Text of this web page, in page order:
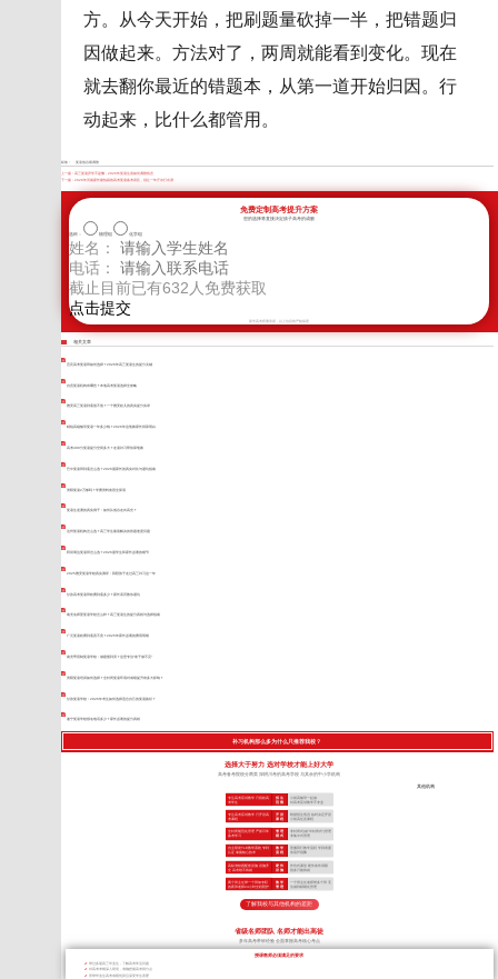
方。从今天开始，把刷题量砍掉一半，把错题归
因做起来。方法对了，两周就能看到变化。现在
就去翻你最近的错题本，从第一道开始归因。行
动起来，比什么都管用。
标签： 复读低谷期调整
上一篇：
高三复读厌学不是懒，2026年复读生该如何调整状态
下一篇：
2026年河南家长最怕踩的高考复读备考误区，别让一年汗水打水漂
免费定制高考提升方案
您的选择将直接决定孩子高考的成败
选科： 物理组 化学组
姓名：
电话：
截止目前已有632 人免费获取
新学高考郑重承诺，以上信息将严格保密
相关文章
宜宾高考复读班如何选择？2026年高三复读生的提分关键
自贡复读机构有哪些？本地高考复读选择全攻略
雅安高三复读到底值不值？一个雅安娃儿的真实提分实录
精锐高端辅导复读一年多少钱？2026年这笔账家长得算明白
高考400分复读提分空间多大？走读补习帮你算笔账
巴中复读班到底怎么选？2026届家长的真实对比与避坑指南
资阳复读2万够吗？学费资料食宿全算清
复读生逆袭的真实例子：如何从低谷走向高光？
达州复读机构怎么选？高三学生最该解决的答题速度问题
阿坝周边复读班怎么选？2026届学生和家长必看的细节
2025雅安复读学校真实测评：我陪孩子走过高三补习这一年
甘孜高考复读班收费到底多少？家长亲历教你避坑
南充名师荟复读学校怎么样？高三复读生的提分真相与选择指南
广元复读收费到底贵不贵？2025年家长必看的费用明细
南充寄宿制复读学校：做题慢到哭？这里专治“卷子做不完”
资阳复读培训如何选择？全封闭复读环境对成绩提升有多大影响？
甘孜复读学校：2026年考生如何选择适合自己的复读路径？
遂宁复读学校报名电话多少？家长必看的提分真相
补习机构那么多为什么只推荐我校？
选择大于努力 选对学校才能上好大学
高考备考院校分两类 深耕川考的高考学校 与其余的中小学机构
其他机构
专注高考应试教学 只招收高
考学生
招 生
范 围
小初高辅导一起做
对高考应试教学不专业
专注高考应试教学 只开设高
考课程
开 设
课 程
根据招生情况 临时决定开设
小初高任意课程
全封闭规范化管理 严抓日常
备考学习
管 理
模 式
非封闭式(或“半封闭式”)管理
非集中式管理
自主研发TLE教学系统 专利
认证 掌握核心技术
教 学
流 程
照搬同行教学流程 学到表面
依葫芦画瓢
高标准校园配套设施 设施齐
全 高考绝不将就
硬 件
设 施
作坊式课堂 硬件条件局限
很多只能将就
两个班主任带一个班加专职
的夜班老师24小时全程陪护
教 学
管 理
一个班主任老师带多个班 无
法做到精细化管理
了解我校与其他机构的差距
省级名师团队 名师才能出高徒
多年高考带班经验 全面掌握高考核心考点
授课教师必须满足的要求
带过多届高三毕业生，了解高考常见问题
对高考考纲深入研究，准确把握高考得分点
所带毕业生高考成绩优异且深受学生喜爱